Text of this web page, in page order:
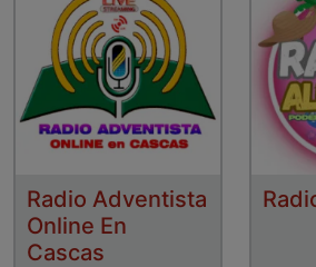
Radio Adventista
Online En
Cascas